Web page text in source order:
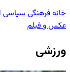
خانهفرهنگیسیاسی
عکس و فیلم
ورزشی